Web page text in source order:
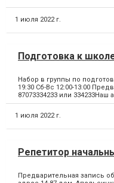
1 июля 2022 г.
Подготовка к
Набор в группы по
19:30 Сб-Вс 12:00-13:00
87073334233 или 334233Наш
1 июля 2022 г.
Репетитор
Предварительная запись